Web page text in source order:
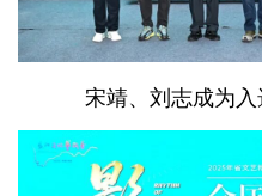
宋靖、刘志成为